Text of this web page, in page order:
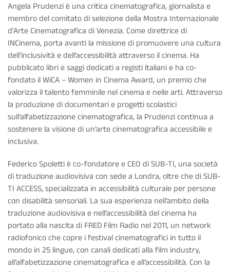
Angela Prudenzi è una critica cinematografica, giornalista e
membro del comitato di selezione della Mostra Internazionale
d'Arte Cinematografica di Venezia. Come direttrice di
INCinema, porta avanti la missione di promuovere una cultura
dell’inclusività e dell’accessibilità attraverso il cinema. Ha
pubblicato libri e saggi dedicati a registi italiani e ha co-
fondato il WiCA – Women in Cinema Award, un premio che
valorizza il talento femminile nel cinema e nelle arti. Attraverso
la produzione di documentari e progetti scolastici
sull’alfabetizzazione cinematografica, la Prudenzi continua a
sostenere la visione di un’arte cinematografica accessibile e
inclusiva.
Federico Spoletti è co-fondatore e CEO di SUB-TI, una società
di traduzione audiovisiva con sede a Londra, oltre che di SUB-
TI ACCESS, specializzata in accessibilità culturale per persone
con disabilità sensoriali. La sua esperienza nell’ambito della
traduzione audiovisiva e nell’accessibilità del cinema ha
portato alla nascita di FRED Film Radio nel 2011, un network
radiofonico che copre i festival cinematografici in tutto il
mondo in 25 lingue, con canali dedicati alla film industry,
all’alfabetizzazione cinematografica e all’accessibilità. Con la